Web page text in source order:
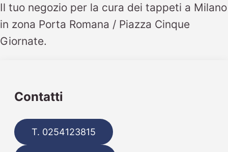
Il tuo negozio per la cura dei tappeti a Milano
in zona Porta Romana / Piazza Cinque
Giornate.
Contatti
T. 0254123815